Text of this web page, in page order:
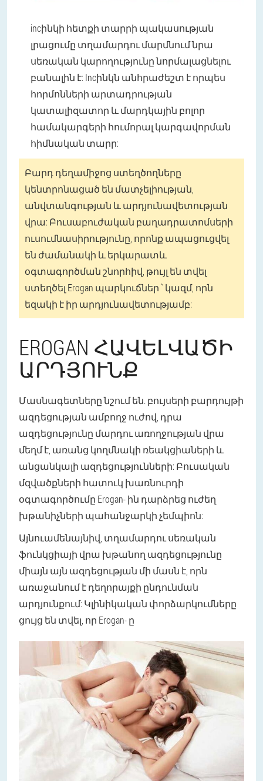
incինկի հետքի տարրի պակասության
լրացումը տղամարդու մարմնում նրա
սեռական կարողությունը նորմալացնելու
բանալին է: Incինկն անհրաժեշտ է որպես
հորմոնների արտադրության
կատալիզատոր և մարդկային բոլոր
համակարգերի հումորալ կարգավորման
հիմնական տարր:
Բարդ դեղամիջոց ստեղծողները
կենտրոնացած են մատչելիության,
անվտանգության և արդյունավետության
վրա: Բուսաբուժական բաղադրատոմսերի
ուսումնասիրությունը, որոնք ապացուցվել
են ժամանակի և երկարատև
օգտագործման շնորհիվ, թույլ են տվել
ստեղծել Erogan պարկուճներ ՝ կազմ, որն
եզակի է իր արդյունավետությամբ:
EROGAN ՀԱՎԵԼՎԱԾԻ
ԱՐԴՅՈՒՆՔ
Մասնագետները նշում են. բույսերի բարդույթի
ազդեցության ամբողջ ուժով, դրա
ազդեցությունը մարդու առողջության վրա
մեղմ է, առանց կողմնակի ռեակցիաների և
անցանկալի ազդեցությունների: Բուսական
մզվածքների հատուկ խառնուրդի
օգտագործումը Erogan- ին դարձրեց ուժեղ
խթանիչների պահանջարկի չեմպիոն:
Այնուամենայնիվ, տղամարդու սեռական
ֆունկցիայի վրա խթանող ազդեցությունը
միայն այն ազդեցության մի մասն է, որն
առաջանում է դեղորայքի ընդունման
արդյունքում: Կլինիկական փորձարկումները
ցույց են տվել, որ Erogan- ը